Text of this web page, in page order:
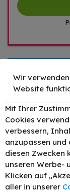
Original
47095704
Schwarz
5000
Original
47095702 /
47095702
Magenta
5000
Original
Wir
Website
Mit Ihrer
Cookies
verbessern,
anzupassen und
diesen Zwecken
unseren Werbe-
Klicken auf
aller in unserer